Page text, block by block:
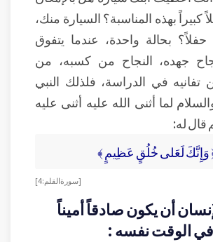
كبيراً بهذه المناسبة؟ السيارة منك،
بحالة واحدة، عندما يتفوق
جهده، النجاح من كسبه، من
في الدراسة، فلذلك النبي
لما أثنى الله عليه أثنى عليه
قال له:
وَإِنَّكَ لَعَلى خُلُقٍ عَظِيمٍ ﴾
[ سورة القلم: 4 ]
أن يكون صادقاً أميناً
الوقت نفسه :